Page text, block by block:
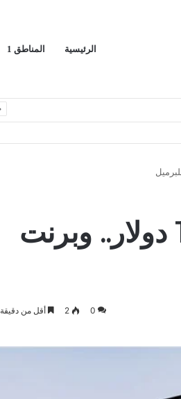
الرئيسية المناطق 1
تراجع أسعار النفط دون 100 دولار.. وبرنت
0
2 أقل من دقيقة